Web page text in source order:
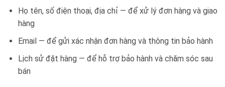
Ứng dụng
Blog kiến thức
Liên hệ
Họ tên, số điện thoại, địa chỉ — để xử lý đơn hàng và giao
hàng
Email — để gửi xác nhận đơn hàng và thông tin bảo hành
Lịch sử đặt hàng — để hỗ trợ bảo hành và chăm sóc sau
bán